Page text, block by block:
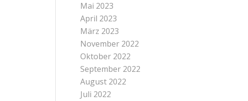
Mai 2023
April 2023
März 2023
November 2022
Oktober 2022
September 2022
August 2022
Juli 2022